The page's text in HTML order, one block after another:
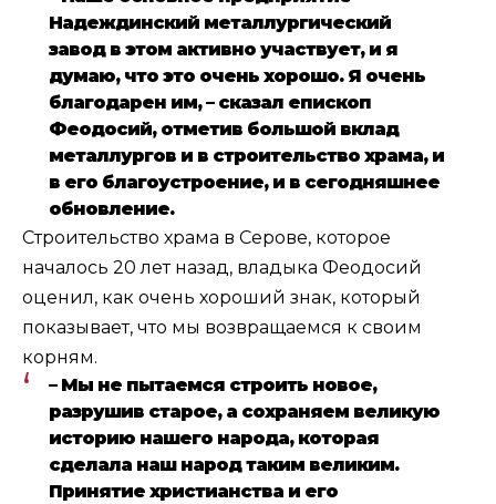
Надеждинский металлургический
завод в этом активно участвует, и я
думаю, что это очень хорошо. Я очень
благодарен им, – сказал епископ
Феодосий, отметив большой вклад
металлургов и в строительство храма, и
в его благоустроение, и в сегодняшнее
обновление.
Строительство храма в Серове, которое
началось 20 лет назад, владыка Феодосий
оценил, как очень хороший знак, который
показывает, что мы возвращаемся к своим
корням.
– Мы не пытаемся строить новое,
разрушив старое, а сохраняем великую
историю нашего народа, которая
сделала наш народ таким великим.
Принятие христианства и его